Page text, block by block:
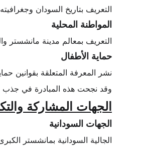
التعريف بتاريخ السودان وجغرافيته
المواطنة المحلية
التعريف بمعالم مدينة مانشستر
حماية الأطفال
نشر المعرفة المتعلقة بقوانين
وقد نجحت هذه المبادرة في جذب
الجهات المشاركة
الجهات السودانية
الجالية السودانية بمانشستر